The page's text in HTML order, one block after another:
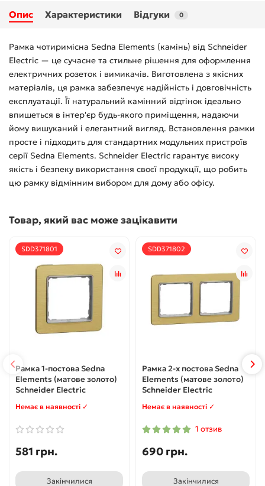
Опис Характеристики Відгуки 0
Рамка чотиримісна Sedna Elements (камінь) від Schneider
Electric — це сучасне та стильне рішення для оформлення
електричних розеток і вимикачів. Виготовлена з якісних
матеріалів, ця рамка забезпечує надійність і довговічність
експлуатації. Її натуральний камінний відтінок ідеально
впишеться в інтер'єр будь-якого приміщення, надаючи
йому вишуканий і елегантний вигляд. Встановлення рамки
просте і підходить для стандартних модульних пристроїв
серії Sedna Elements. Schneider Electric гарантує високу
якість і безпеку використання своєї продукції, що робить
цю рамку відмінним вибором для дому або офісу.
Товар, який вас може зацікавити
SDD371801
Рамка 1-постова Sedna
Elements (матове золото)
Schneider Electric
Немає в наявності ✓
581 грн.
Закінчилися
SDD371802
Рамка 2-х постова Sedna
Elements (матове золото)
Schneider Electric
Немає в наявності ✓
1 отзив
690 грн.
Закінчилися